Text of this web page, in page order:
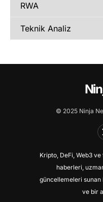
RWA
Teknik Analiz
© 2025 Ninja
Kripto, DeFi, Web3
haberleri,
güncellemeleri sunan
ve bir